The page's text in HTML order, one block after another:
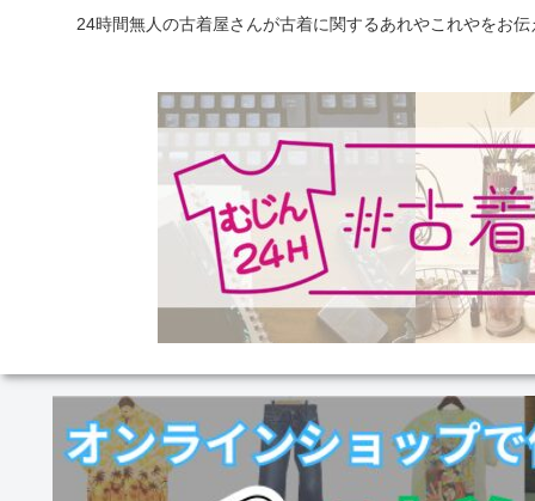
24時間無人の古着屋さんが古着に関するあれやこれやをお